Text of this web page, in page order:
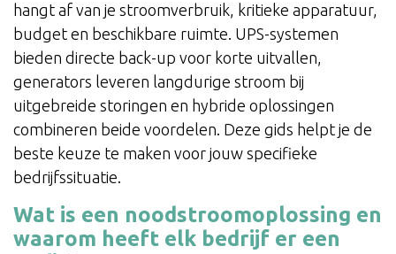
hangt af van je stroomverbruik, kritieke apparatuur,
budget en beschikbare ruimte. UPS-systemen
bieden directe back-up voor korte uitvallen,
generators leveren langdurige stroom bij
uitgebreide storingen en hybride oplossingen
combineren beide voordelen. Deze gids helpt je de
beste keuze te maken voor jouw specifieke
bedrijfssituatie.
Wat is een noodstroomoplossing en
waarom heeft elk bedrijf er een